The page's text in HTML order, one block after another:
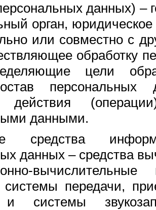
данных) –
орган,
или совместно с
обработку
цели
персональных
действия
данными.
средства
данных – средства
системы передачи,
и системы